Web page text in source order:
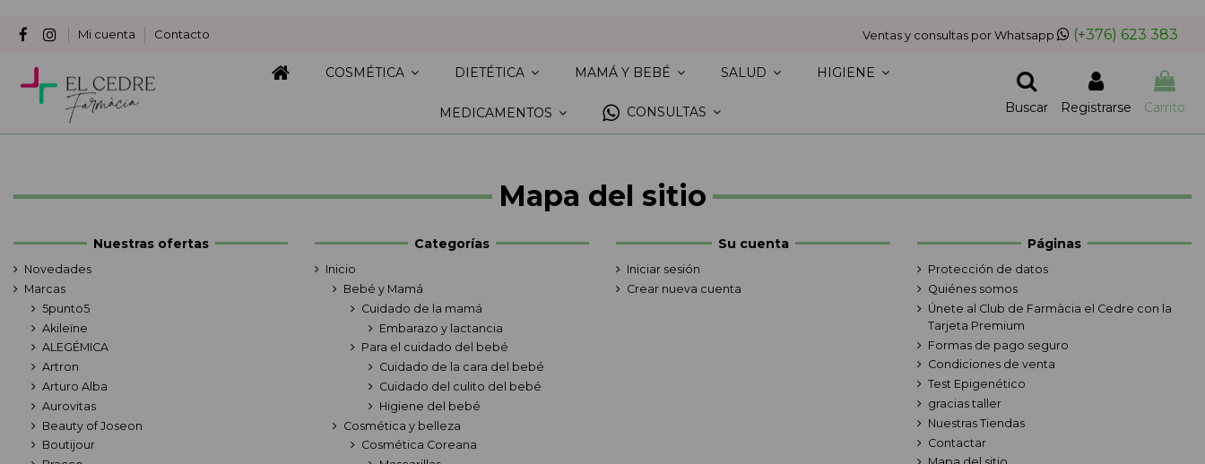
Mi cuenta Contacto Ventas y consultas por Whatsapp (+376) 623 383
COSMÉTICA DIETÉTICA MAMÁ Y BEBÉ SALUD HIGIENE
MEDICAMENTOS CONSULTAS Buscar Registrarse Carrito
Mapa del sitio
Nuestras ofertas
Novedades
Marcas
5punto5
Akileïne
ALEGÉMICA
Artron
Arturo Alba
Aurovitas
Beauty of Joseon
Boutijour
Categorías
Inicio
Bebé y Mamá
Cuidado de la mamá
Embarazo y lactancia
Para el cuidado del bebé
Cuidado de la cara del bebé
Cuidado del culito del bebé
Higiene del bebé
Cosmética y belleza
Cosmética Coreana
Su cuenta
Iniciar sesión
Crear nueva cuenta
Páginas
Protección de datos
Quiénes somos
Únete al Club de Farmàcia el Cedre con la
Tarjeta Premium
Formas de pago seguro
Condiciones de venta
Test Epigenético
gracias taller
Nuestras Tiendas
Contactar